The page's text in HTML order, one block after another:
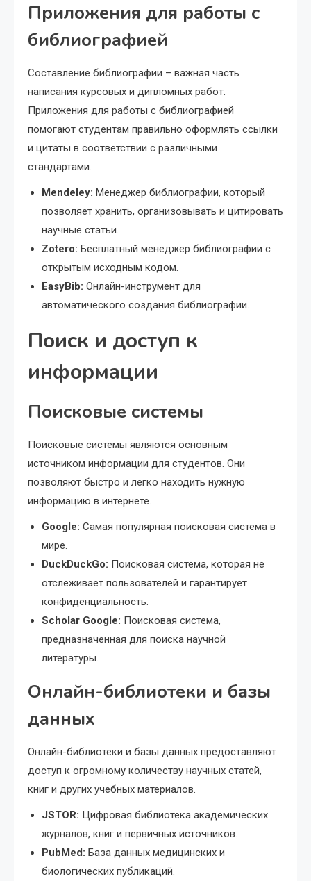
Приложения для работы с
библиографией
Составление библиографии – важная часть
написания курсовых и дипломных работ.
Приложения для работы с библиографией
помогают студентам правильно оформлять ссылки
и цитаты в соответствии с различными
стандартами.
Mendeley: Менеджер библиографии, который
позволяет хранить, организовывать и цитировать
научные статьи.
Zotero: Бесплатный менеджер библиографии с
открытым исходным кодом.
EasyBib: Онлайн-инструмент для
автоматического создания библиографии.
Поиск и доступ к
информации
Поисковые системы
Поисковые системы являются основным
источником информации для студентов. Они
позволяют быстро и легко находить нужную
информацию в интернете.
Google: Самая популярная поисковая система в
мире.
DuckDuckGo: Поисковая система, которая не
отслеживает пользователей и гарантирует
конфиденциальность.
Scholar Google: Поисковая система,
предназначенная для поиска научной
литературы.
Онлайн-библиотеки и базы
данных
Онлайн-библиотеки и базы данных предоставляют
доступ к огромному количеству научных статей,
книг и других учебных материалов.
JSTOR: Цифровая библиотека академических
журналов, книг и первичных источников.
PubMed: База данных медицинских и
биологических публикаций.